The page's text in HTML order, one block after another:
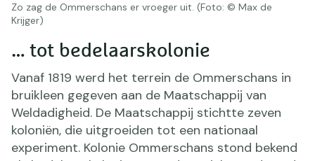
… tot bedelaarskolonie
Vanaf 1819 werd het terrein de Ommerschans in
bruikleen gegeven aan de Maatschappij van
Weldadigheid. De Maatschappij stichtte zeven
koloniën, die uitgroeiden tot een nationaal
experiment. Kolonie Ommerschans stond bekend
Zo zag de Ommerschans er vroeger uit. (Foto: © Max de
Krijger)